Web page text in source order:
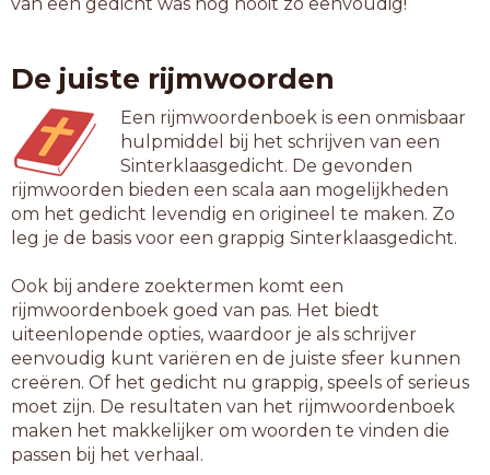
omslag
pendag
toezag
topdag
uitzag
verlag
vermag
verzag
wasdag
zeedag
zigzag
zitdag
zondag
7-letterwoorden
aanslag
De juiste rijmwoorden
Een rijmwoordenboek is een onmisbaar
hulpmiddel bij het schrijven van een
Sinterklaasgedicht. De gevonden
rijmwoorden bieden een scala aan mogelijkheden
om het gedicht levendig en origineel te maken. Zo
leg je de basis voor een grappig Sinterklaasgedicht.
Ook bij andere zoektermen komt een
rijmwoordenboek goed van pas. Het biedt
uiteenlopende opties, waardoor je als schrijver
eenvoudig kunt variëren en de juiste sfeer kunnen
creëren. Of het gedicht nu grappig, speels of serieus
moet zijn. De resultaten van het rijmwoordenboek
maken het makkelijker om woorden te vinden die
passen bij het verhaal.